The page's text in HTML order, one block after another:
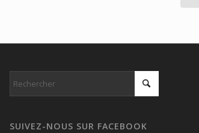
SUIVEZ-NOUS SUR FACEBOOK